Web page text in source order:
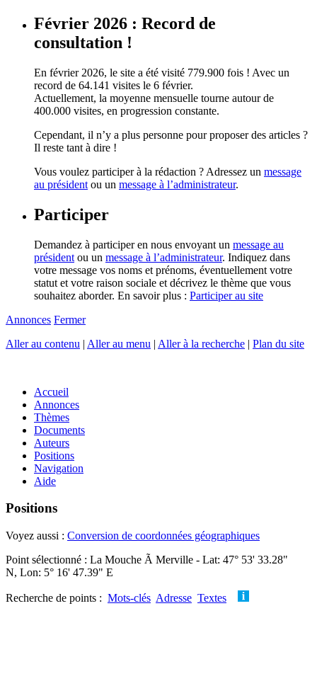
Février 2026 : Record de
consultation !
En février 2026, le site a été visité 779.900 fois ! Avec un
record de 64.141 visites le 6 février.
Actuellement, la moyenne mensuelle tourne autour de
400.000 visites, en progression constante.
Cependant, il n’y a plus personne pour proposer des articles ?
Il reste tant à dire !
Vous voulez participer à la rédaction ? Adressez un message
au président ou un message à l’administrateur.
Participer
Demandez à participer en nous envoyant un message au
président ou un message à l’administrateur. Indiquez dans
votre message vos noms et prénoms, éventuellement votre
statut et votre raison sociale et décrivez le thème que vous
souhaitez aborder. En savoir plus : Participer au site
Annonces Fermer
Aller au contenu | Aller au menu | Aller à la recherche | Plan du site
Accueil
Annonces
Thèmes
Documents
Auteurs
Positions
Navigation
Aide
Positions
Voyez aussi : Conversion de coordonnées géographiques
Point sélectionné : La Mouche Ã Merville - Lat: 47° 53' 33.28"
N, Lon: 5° 16' 47.39" E
Recherche de points : Mots-clés Adresse Textes